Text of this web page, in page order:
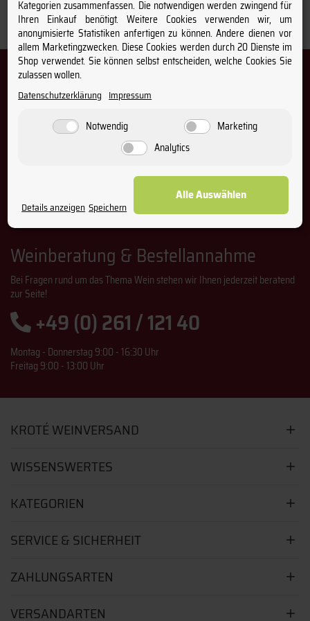
Filtern nach
Newsletter – Immer informiert über
Wein & Winzer
Melden Sie sich bei unserem Newsletter an und profitieren Sie
von regelmäßigen Aktionen und Angeboten.
Abonnieren
Die Abmeldung vom Newsletter ist jederzeit möglich.
Weinberatung & Bestellannahme
Bei Fragen rund um das Thema Wein stehen wir Ihnen jederzeit beratend
zur Seite!
+49 (0) 261 / 121 40
Montag - Donnerstag 9:00 - 16:30 Uhr
Freitag 9:00 - 13:00 Uhr
KROTÉ WEINVERSAND
WISSENSWERTES
KATEGORIEN
SERVICE & SICHERHEIT
ZAHLUNGSARTEN
VERSANDARTEN
Kategorien zusammenfassen. Die notwendigen werden zwingend für
Ihren Einkauf benötigt. Weitere Cookies verwenden wir, um
anonymisierte Statistiken anfertigen zu können. Andere dienen vor
allem Marketingzwecken. Diese Cookies werden durch 20 Dienste im
Shop verwendet. Sie können selbst entscheiden, welche Cookies Sie
zulassen wollen.
Datenschutzerklärung Impressum
Notwendig
Marketing
Analytics
Details anzeigen Speichern
Alle Auswählen